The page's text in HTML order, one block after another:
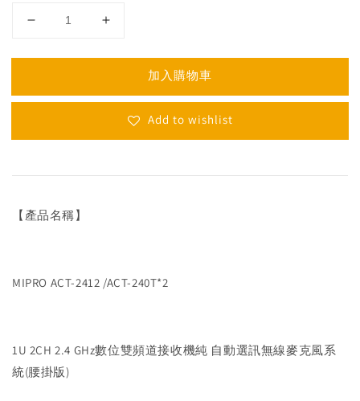
加入購物車
Add to wishlist
【產品名稱】
MIPRO ACT-2412 /ACT-240T*2
1U 2CH 2.4 GHz數位雙頻道接收機純 自動選訊無線麥克風系
統(腰掛版)